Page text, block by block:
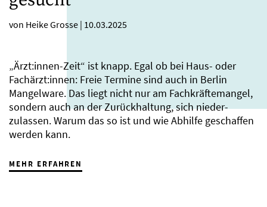
von Heike Grosse | 10.03.2025
„Ärzt:innen-Zeit“ ist knapp. Egal ob bei Haus- oder
Fachärzt:innen: Freie Termine sind auch in Berlin
Mangelware. Das liegt nicht nur am Fachkräftemangel,
sondern auch an der Zurückhaltung, sich nieder­
zulassen. Warum das so ist und wie Abhilfe geschaffen
werden kann.
MEHR ERFAHREN